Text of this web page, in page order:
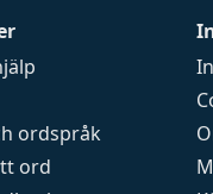
ordspråk
ord